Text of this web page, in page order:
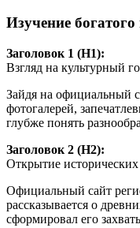
Изучение
Заголовок 1 (H1):
Взгляд на культурный
Зайдя на официальный
фотогалерей,
глубже понять
Заголовок 2 (H2):
Открытие исторических
Официальный сайт
рассказывается о
сформировал его